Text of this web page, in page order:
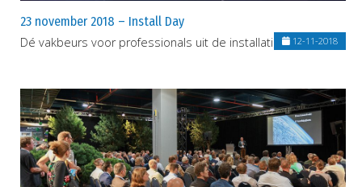
23 november 2018 – Install Day
Dé vakbeurs voor professionals uit de installatiesector12-11-2018